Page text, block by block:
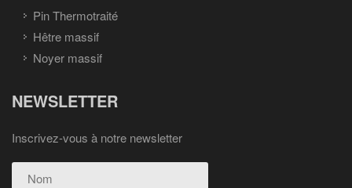
Pin Thermotraité
Hêtre massif
Noyer massif
NEWSLETTER
Inscrivez-vous à notre newsletter